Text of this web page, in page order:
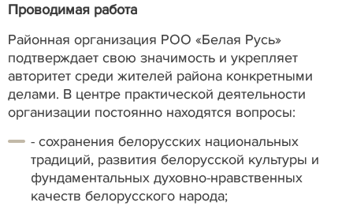
Проводимая работа
Районная организация РОО «Белая Русь»
подтверждает свою значимость и укрепляет
авторитет среди жителей района конкретными
делами. В центре практической деятельности
организации постоянно находятся вопросы:
- сохранения белорусских национальных
традиций, развития белорусской культуры и
фундаментальных духовно-нравственных
качеств белорусского народа;